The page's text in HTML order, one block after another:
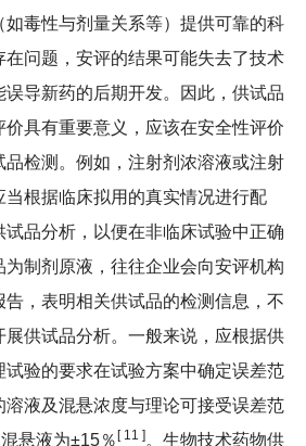
毒性与剂量关系等）提供可靠的科
问题，安评的结果可能失去了技术
导新药的后期开发。因此，供试品
具有重要意义，应该在安全性评价
检测。例如，注射剂浓溶液或注射
当根据临床拟用的真实情况进行配
品分析，以便在非临床试验中正确
制剂原液，往往企业会向安评机构
，表明相关供试品的检测信息，不
展供试品分析。一般来说，应根据供
验的要求在试验方案中确定误差范
溶液及混悬浓度与理论可接受误差范
悬液为±15％ [ 11 ] 。生物技术药物供